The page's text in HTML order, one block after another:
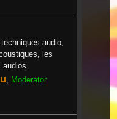
audio,
les
audios
Moderator